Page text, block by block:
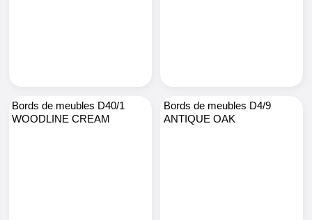
Bords de meubles D40/1
WOODLINE CREAM
Bords de meubles D4/9
ANTIQUE OAK